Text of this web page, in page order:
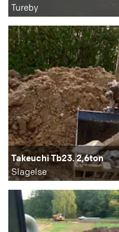
Tureby
Takeuchi Tb23. 2,6ton
Slagelse